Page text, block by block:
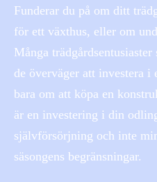
Funderar du på om ditt
för ett växthus, eller om
Många
de överväger att investera
bara om att köpa en
är en investering i din
självförsörjning och inte
säsongens begränsningar.